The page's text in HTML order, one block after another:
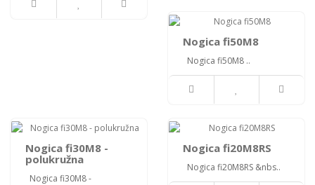
Nogica fi50M8
Nogica fi50M8 ..
Nogica fi30M8 -
polukružna
Nogica fi30M8 -
Nogica fi20M8RS
Nogica fi20M8RS &nbs..